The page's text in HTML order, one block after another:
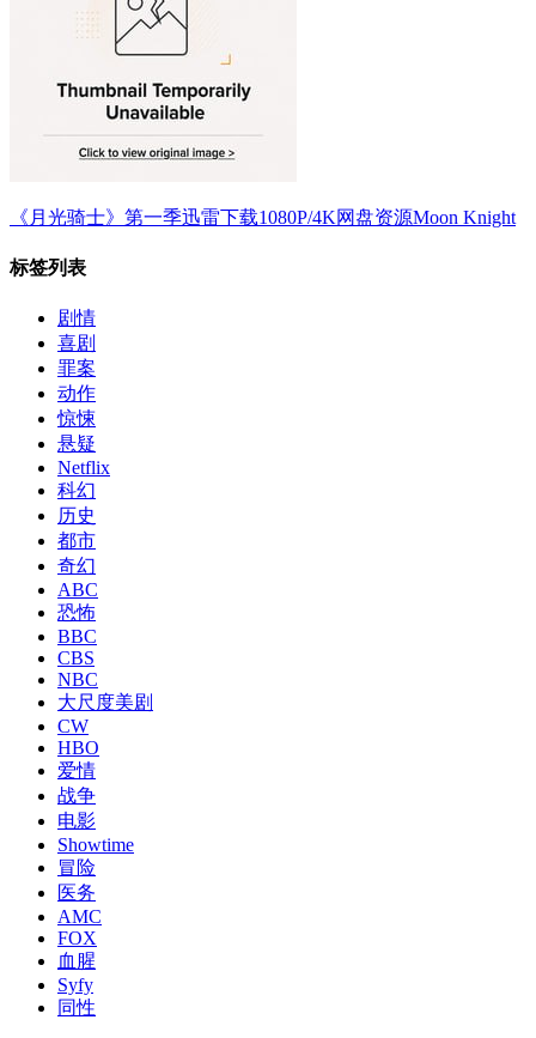
《月光骑士》第一季迅雷下载1080P/4K网盘资源Moon Knight
标签列表
剧情
喜剧
罪案
动作
惊悚
悬疑
Netflix
科幻
历史
都市
奇幻
ABC
恐怖
BBC
CBS
NBC
大尺度美剧
CW
HBO
爱情
战争
电影
Showtime
冒险
医务
AMC
FOX
血腥
Syfy
同性